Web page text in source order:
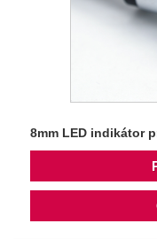
8mm LED indikátor